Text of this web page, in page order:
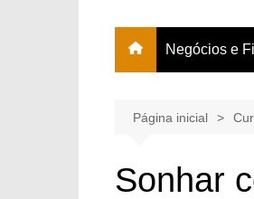
Negócios e
Página inicial
Sonhar